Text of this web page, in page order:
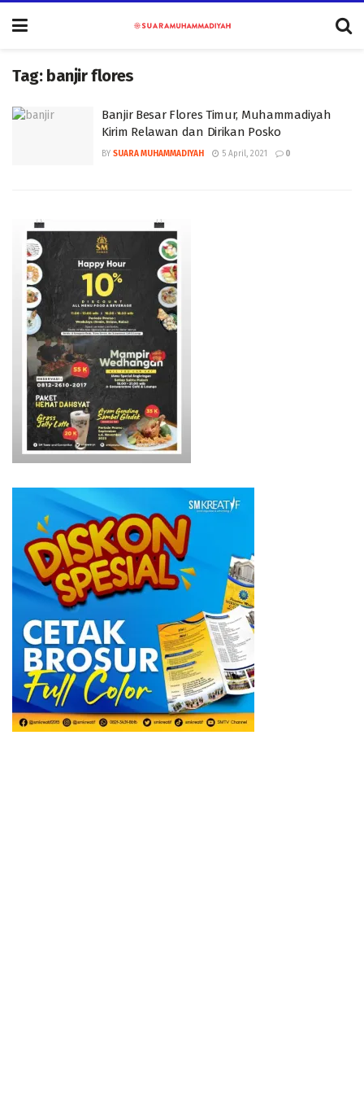
Tag: banjir flores
Banjir Besar Flores Timur, Muhammadiyah
Kirim Relawan dan Dirikan Posko
BY SUARA MUHAMMADIYAH 5 April, 2021 0